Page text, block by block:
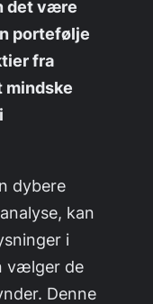
det være
portefølje
fra
mindske
dybere
kan
i
vælger de
Denne